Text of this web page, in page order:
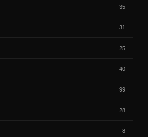
35
31
25
40
99
28
8